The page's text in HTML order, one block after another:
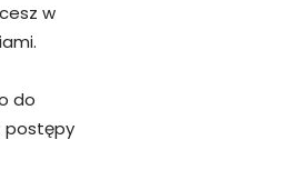
w
do
postępy